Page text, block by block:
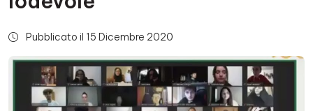
Pubblicato il 15 Dicembre 2020